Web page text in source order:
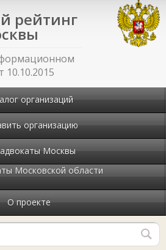
рейтинг
10.10.2015
организаций
организацию
Москвы
Московской области
О проекте